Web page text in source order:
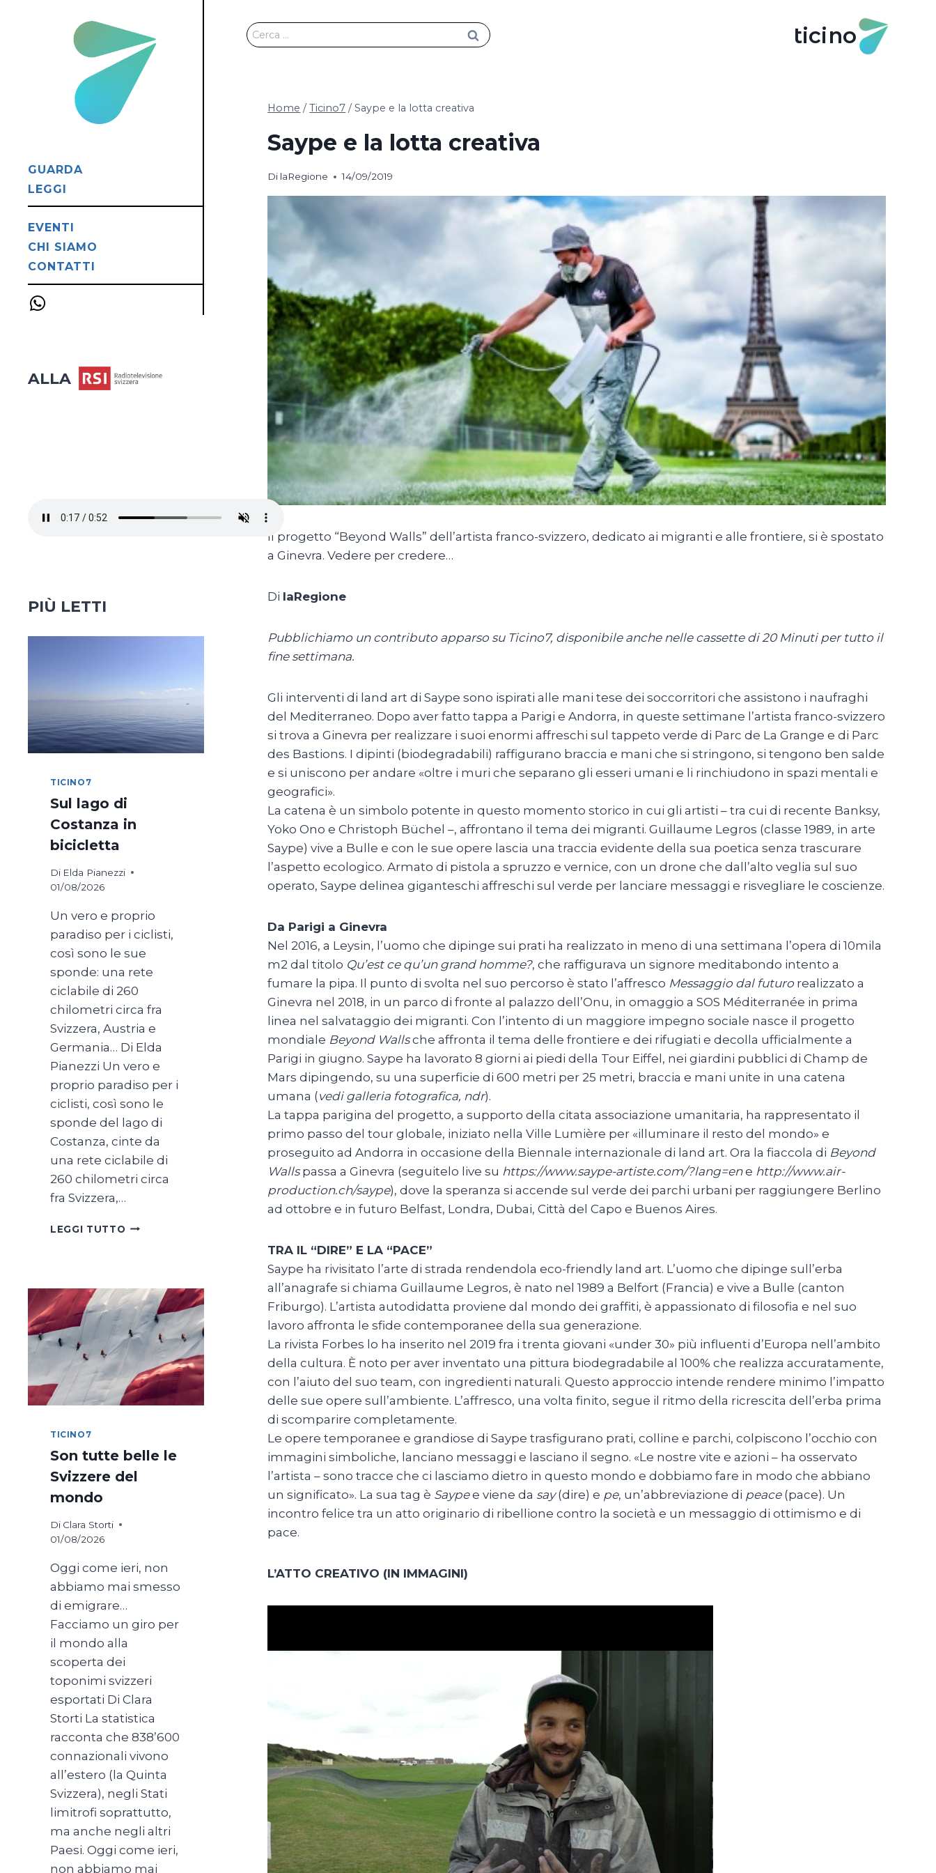
Ricerca
per:
ticino
Home / Ticino7 / Saype e la lotta creativa
Saype e la lotta creativa
Di laRegione 14/09/2019
Il progetto “Beyond Walls” dell’artista franco-svizzero, dedicato ai migranti e alle frontiere, si è spostato
a Ginevra. Vedere per credere…
Di laRegione
Pubblichiamo un contributo apparso su Ticino7, disponibile anche nelle cassette di 20 Minuti per tutto il
fine settimana.
Gli interventi di land art di Saype sono ispirati alle mani tese dei soccorritori che assistono i naufraghi
del Mediterraneo. Dopo aver fatto tappa a Parigi e Andorra, in queste settimane l’artista franco-svizzero
si trova a Ginevra per realizzare i suoi enormi affreschi sul tappeto verde di Parc de La Grange e di Parc
des Bastions. I dipinti (biodegradabili) raffigurano braccia e mani che si stringono, si tengono ben salde
e si uniscono per andare «oltre i muri che separano gli esseri umani e li rinchiudono in spazi mentali e
geografici».
La catena è un simbolo potente in questo momento storico in cui gli artisti – tra cui di recente Banksy,
Yoko Ono e Christoph Büchel –, affrontano il tema dei migranti. Guillaume Legros (classe 1989, in arte
Saype) vive a Bulle e con le sue opere lascia una traccia evidente della sua poetica senza trascurare
l’aspetto ecologico. Armato di pistola a spruzzo e vernice, con un drone che dall’alto veglia sul suo
operato, Saype delinea giganteschi affreschi sul verde per lanciare messaggi e risvegliare le coscienze.
Da Parigi a Ginevra
Nel 2016, a Leysin, l’uomo che dipinge sui prati ha realizzato in meno di una settimana l’opera di 10mila
m2 dal titolo Qu’est ce qu’un grand homme?, che raffigurava un signore meditabondo intento a
fumare la pipa. Il punto di svolta nel suo percorso è stato l’affresco Messaggio dal futurorealizzato a
Ginevra nel 2018, in un parco di fronte al palazzo dell’Onu, in omaggio a SOS Méditerranée in prima
linea nel salvataggio dei migranti. Con l’intento di un maggiore impegno sociale nasce il progetto
mondiale Beyond Wallsche affronta il tema delle frontiere e dei rifugiati e decolla ufficialmente a
Parigi in giugno. Saype ha lavorato 8 giorni ai piedi della Tour Eiffel, nei giardini pubblici di Champ de
Mars dipingendo, su una superficie di 600 metri per 25 metri, braccia e mani unite in una catena
umana (vedi galleria fotografica, ndr).
La tappa parigina del progetto, a supporto della citata associazione umanitaria, ha rappresentato il
primo passo del tour globale, iniziato nella Ville Lumière per «illuminare il resto del mondo» e
proseguito ad Andorra in occasione della Biennale internazionale di land art. Ora la fiaccola di Beyond
Wallspassa a Ginevra (seguitelo live su https://www.saype-artiste.com/?lang=ene http://www.air-
production.ch/saype), dove la speranza si accende sul verde dei parchi urbani per raggiungere Berlino
ad ottobre e in futuro Belfast, Londra, Dubai, Città del Capo e Buenos Aires.
TRA IL “DIRE” E LA “PACE”
Saype ha rivisitato l’arte di strada rendendola eco-friendly land art. L’uomo che dipinge sull’erba
all’anagrafe si chiama Guillaume Legros, è nato nel 1989 a Belfort (Francia) e vive a Bulle (canton
Friburgo). L’artista autodidatta proviene dal mondo dei graffiti, è appassionato di filosofia e nel suo
lavoro affronta le sfide contemporanee della sua generazione.
La rivista Forbes lo ha inserito nel 2019 fra i trenta giovani «under 30» più influenti d’Europa nell’ambito
della cultura. È noto per aver inventato una pittura biodegradabile al 100% che realizza accuratamente,
con l’aiuto del suo team, con ingredienti naturali. Questo approccio intende rendere minimo l’impatto
delle sue opere sull’ambiente. L’affresco, una volta finito, segue il ritmo della ricrescita dell’erba prima
di scomparire completamente.
Le opere temporanee e grandiose di Saype trasfigurano prati, colline e parchi, colpiscono l’occhio con
immagini simboliche, lanciano messaggi e lasciano il segno. «Le nostre vite e azioni – ha osservato
l’artista – sono tracce che ci lasciamo dietro in questo mondo e dobbiamo fare in modo che abbiano
un significato». La sua tag è Saypee viene da say(dire) e pe, un’abbreviazione di peace(pace). Un
incontro felice tra un atto originario di ribellione contro la società e un messaggio di ottimismo e di
pace.
L’ATTO CREATIVO (IN IMMAGINI)
GUARDA
LEGGI
EVENTI
CHI SIAMO
CONTATTI
ALLA
PIÙ LETTI
TICINO7
Sul lago di
Costanza in
bicicletta
Di Elda Pianezzi
01/08/2026
Un vero e proprio
paradiso per i ciclisti,
così sono le sue
sponde: una rete
ciclabile di 260
chilometri circa fra
Svizzera, Austria e
Germania… Di Elda
Pianezzi Un vero e
proprio paradiso per i
ciclisti, così sono le
sponde del lago di
Costanza, cinte da
una rete ciclabile di
260 chilometri circa
fra Svizzera,…
LEGGI TUTTO SUL
BICICLETTA
TICINO7
Son tutte belle le
Svizzere del
mondo
Di Clara Storti
01/08/2026
Oggi come ieri, non
abbiamo mai smesso
di emigrare…
Facciamo un giro per
il mondo alla
scoperta dei
toponimi svizzeri
esportati Di Clara
Storti La statistica
racconta che 838’600
connazionali vivono
all’estero (la Quinta
Svizzera), negli Stati
limitrofi soprattutto,
ma anche negli altri
Paesi. Oggi come ieri,
non abbiamo mai